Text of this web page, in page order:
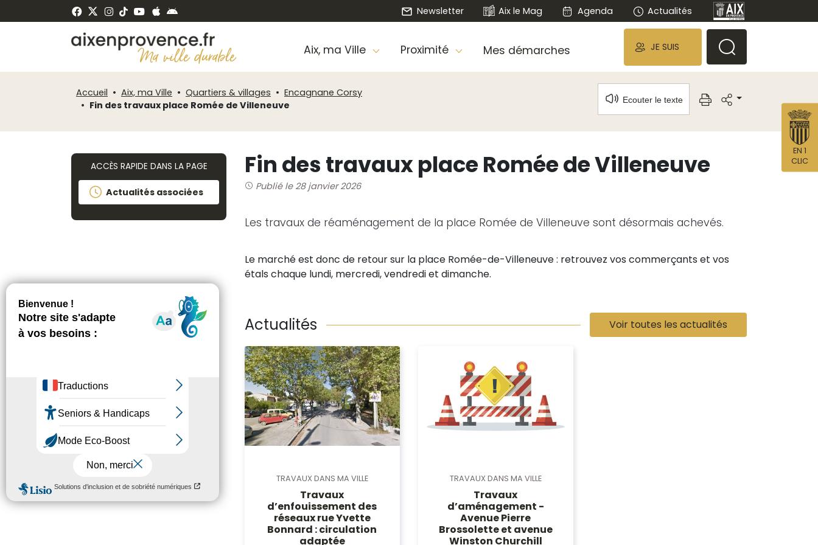
Newsletter Aix le Mag Agenda Actualités
Aix, ma Ville Proximité Mes démarches JE SUIS
Accueil Aix, ma Ville Quartiers & villages
Encagnane Corsy
Fin des travaux place Romée de Villeneuve
Ecouter le texte
ACCÈS RAPIDE DANS LA PAGE
Actualités associées
Fin des travaux place Romée de Villeneuve
Publié le 28 janvier 2026
Les travaux de réaménagement de la place Romée de Villeneuve sont désormais achevés.
Le marché est donc de retour sur la place Romée-de-Villeneuve : retrouvez vos commerçants et vos
étals chaque lundi, mercredi, vendredi et dimanche.
Actualités Voir toutes les actualités
TRAVAUX DANS MA VILLE
Travaux
d’enfouissement des
réseaux rue Yvette
Bonnard : circulation
adaptée
TRAVAUX DANS MA VILLE
Travaux
d’aménagement -
Avenue Pierre
Brossolette et avenue
Winston Churchill
EN 1
CLIC
de
Panneau de gestion des cookies